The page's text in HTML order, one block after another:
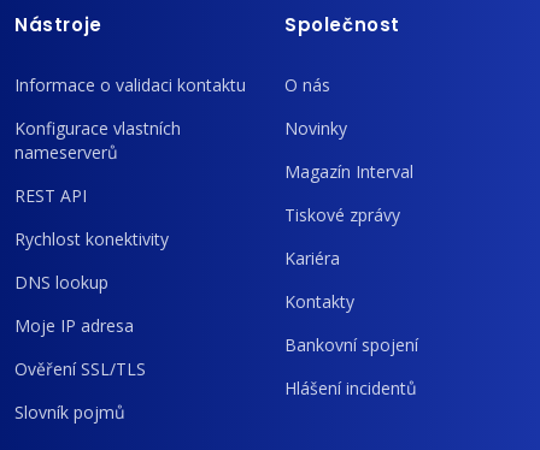
Nástroje
Informace o validaci kontaktu
Konfigurace vlastních
nameserverů
REST API
Rychlost konektivity
DNS lookup
Moje IP adresa
Ověření SSL/TLS
Slovník pojmů
Společnost
O nás
Novinky
Magazín Interval
Tiskové zprávy
Kariéra
Kontakty
Bankovní spojení
Hlášení incidentů